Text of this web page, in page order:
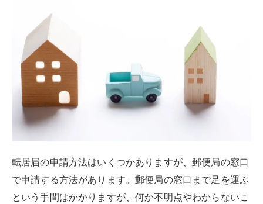
転居届の申請方法はいくつかありますが、郵便局の窓口
で申請する方法があります。郵便局の窓口まで足を運ぶ
という手間はかかりますが、何か不明点やわからないこ